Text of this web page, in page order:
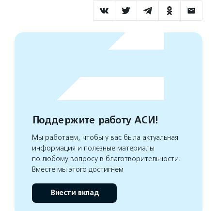
Поддержите работу АСИ!
Мы работаем, чтобы у вас была актуальная
информация и полезные материалы
по любому вопросу в благотворительности.
Вместе мы этого достигнем
Внести вклад